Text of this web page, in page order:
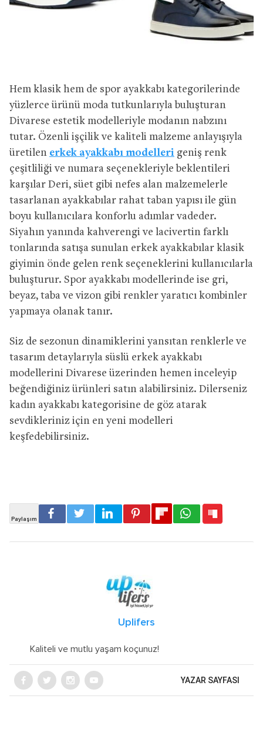
Hem klasik hem de spor ayakkabı kategorilerinde
yüzlerce ürünü moda tutkunlarıyla buluşturan
Divarese estetik modelleriyle modanın nabzını
tutar. Özenli işçilik ve kaliteli malzeme anlayışıyla
üretilen erkek ayakkabı modelleri geniş renk
çeşitliliği ve numara seçenekleriyle beklentileri
karşılar Deri, süet gibi nefes alan malzemelerle
tasarlanan ayakkabılar rahat taban yapısı ile gün
boyu kullanıcılara konforlu adımlar vadeder.
Siyahın yanında kahverengi ve lacivertin farklı
tonlarında satışa sunulan erkek ayakkabılar klasik
giyimin önde gelen renk seçeneklerini kullanıcılarla
buluşturur. Spor ayakkabı modellerinde ise gri,
beyaz, taba ve vizon gibi renkler yaratıcı kombinler
yapmaya olanak tanır.
Siz de sezonun dinamiklerini yansıtan renklerle ve
tasarım detaylarıyla süslü erkek ayakkabı
modellerini Divarese üzerinden hemen inceleyip
beğendiğiniz ürünleri satın alabilirsiniz. Dilerseniz
kadın ayakkabı kategorisine de göz atarak
sevdikleriniz için en yeni modelleri
keşfedebilirsiniz.
Uplifers
Kaliteli ve mutlu yaşam koçunuz!
YAZAR SAYFASI